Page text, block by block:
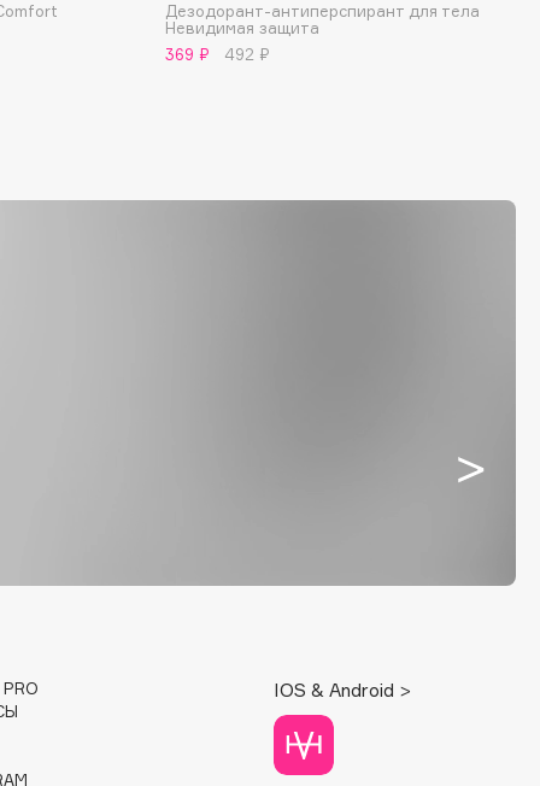
Дезодорант-антиперспирант для тела
Невидимая защита
369 ₽
492 ₽
PRO
IOS & Android >